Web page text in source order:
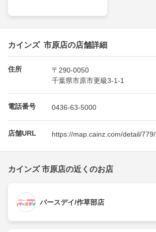
カインズ 市原店の店舗詳細
住所
〒290-0050
千葉県市原市更級3-1-1
電話番号 0436-63-5000
店舗URL https://map.cainz.com/detail/779/
カインズ 市原店の近くのお店
バースデイ/作草部店